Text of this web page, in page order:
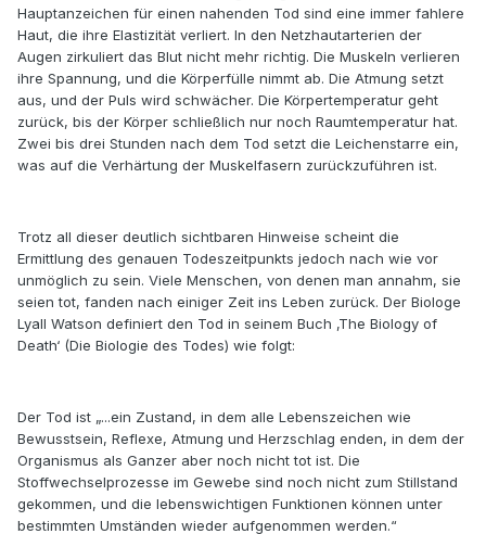
Hauptanzeichen für einen nahenden Tod sind eine immer fahlere
Haut, die ihre Elastizität verliert. In den Netzhautarterien der
Augen zirkuliert das Blut nicht mehr richtig. Die Muskeln verlieren
ihre Spannung, und die Körperfülle nimmt ab. Die Atmung setzt
aus, und der Puls wird schwächer. Die Körpertemperatur geht
zurück, bis der Körper schließlich nur noch Raumtemperatur hat.
Zwei bis drei Stunden nach dem Tod setzt die Leichenstarre ein,
was auf die Verhärtung der Muskelfasern zurückzuführen ist.
Trotz all dieser deutlich sichtbaren Hinweise scheint die
Ermittlung des genauen Todeszeitpunkts jedoch nach wie vor
unmöglich zu sein. Viele Menschen, von denen man annahm, sie
seien tot, fanden nach einiger Zeit ins Leben zurück. Der Biologe
Lyall Watson definiert den Tod in seinem Buch ‚The Biology of
Death‘ (Die Biologie des Todes) wie folgt:
Der Tod ist „...ein Zustand, in dem alle Lebenszeichen wie
Bewusstsein, Reflexe, Atmung und Herzschlag enden, in dem der
Organismus als Ganzer aber noch nicht tot ist. Die
Stoffwechselprozesse im Gewebe sind noch nicht zum Stillstand
gekommen, und die lebenswichtigen Funktionen können unter
bestimmten Umständen wieder aufgenommen werden.“